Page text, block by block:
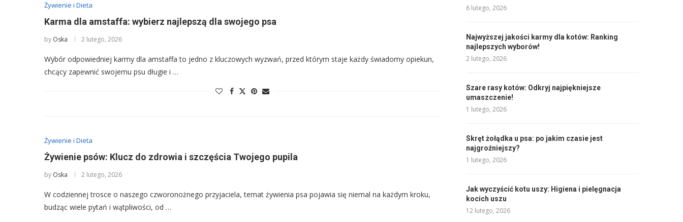
Żywienie i Dieta
Karma dla amstaffa: wybierz najlepszą dla swojego psa
by Oska 2 lutego, 2026
Wybór odpowiedniej karmy dla amstaffa to jedno z kluczowych wyzwań, przed którym staje każdy świadomy opiekun,
chcący zapewnić swojemu psu długie i …
Żywienie i Dieta
Żywienie psów: Klucz do zdrowia i szczęścia Twojego pupila
by Oska 2 lutego, 2026
W codziennej trosce o naszego czworonożnego przyjaciela, temat żywienia psa pojawia się niemal na każdym kroku,
budząc wiele pytań i wątpliwości, od …
6 lutego, 2026
Najwyższej jakości karmy dla kotów: Ranking
najlepszych wyborów!
2 lutego, 2026
Szare rasy kotów: Odkryj najpiękniejsze
umaszczenie!
1 lutego, 2026
Skręt żołądka u psa: po jakim czasie jest
najgroźniejszy?
1 lutego, 2026
Jak wyczyścić kotu uszy: Higiena i pielęgnacja
kocich uszu
12 lutego, 2026